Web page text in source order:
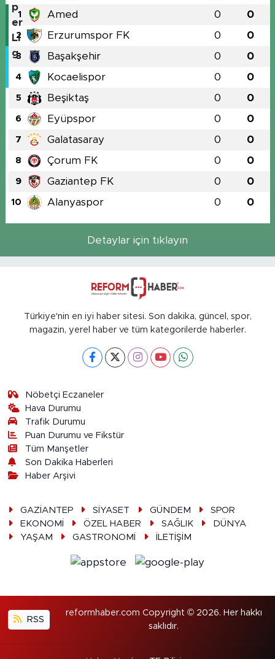
1 Amed 0 0
2 Erzurumspor FK 0 0
3 Başakşehir 0 0
4 Kocaelispor 0 0
5 Beşiktaş 0 0
6 Eyüpspor 0 0
7 Galatasaray 0 0
8 Çorum FK 0 0
9 Gaziantep FK 0 0
10 Alanyaspor 0 0
Detaylar için tıklayın
Türkiye'nin en iyi haber sitesi. Son dakika, güncel, spor,
magazin, yerel haber ve tüm kategorilerde haberler.
Nöbetçi Eczaneler
Hava Durumu
Trafik Durumu
Puan Durumu ve Fikstür
Tüm Manşetler
Son Dakika Haberleri
Haber Arşivi
GAZİANTEP SİYASET GÜNDEM
SPOR
EKONOMİ
ÖZEL HABER SAĞLIK
DÜNYA
YAŞAM
GASTRONOMİ İLETİŞİM
RSS
reformhaber.com Copyright © 2026. Her hakkı
saklıdır.